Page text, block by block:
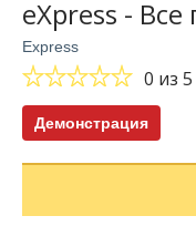
eXpress -
Express
0 из 5
Демонстрация